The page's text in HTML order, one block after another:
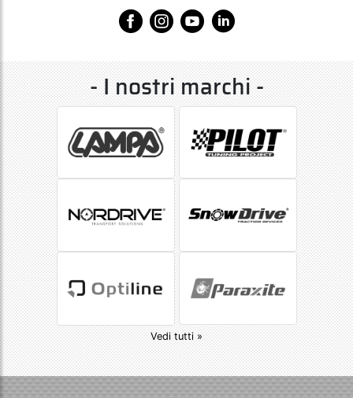
- I nostri marchi -
Vedi tutti »